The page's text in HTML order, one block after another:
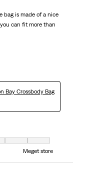
bag is made of a nice
can fit more than
Bay Crossbody Bag
små og 7 er lig med Meget
Meget store